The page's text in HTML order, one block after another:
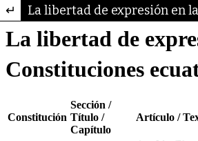
Volver a los detalles del artículo